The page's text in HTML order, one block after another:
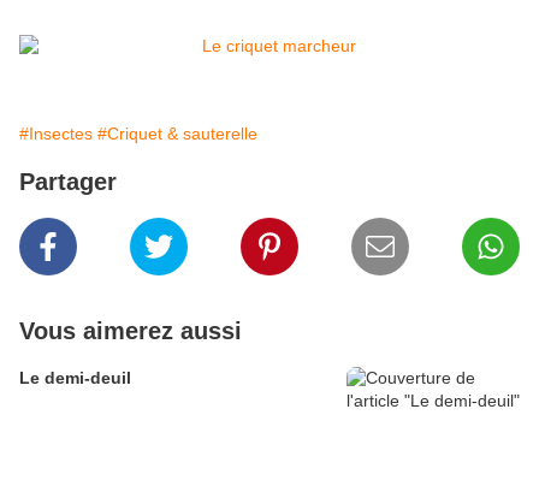
#Insectes #Criquet & sauterelle
Partager
Vous aimerez aussi
Le demi-deuil